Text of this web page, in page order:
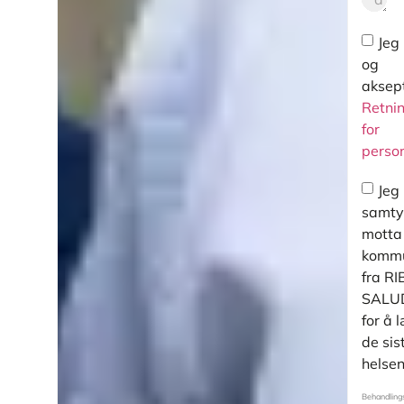
og
for
Jeg
motta
fra
for å
de